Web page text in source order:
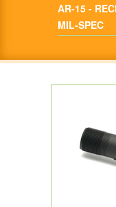
CONTACTAR-15 -
MIL-SPEC